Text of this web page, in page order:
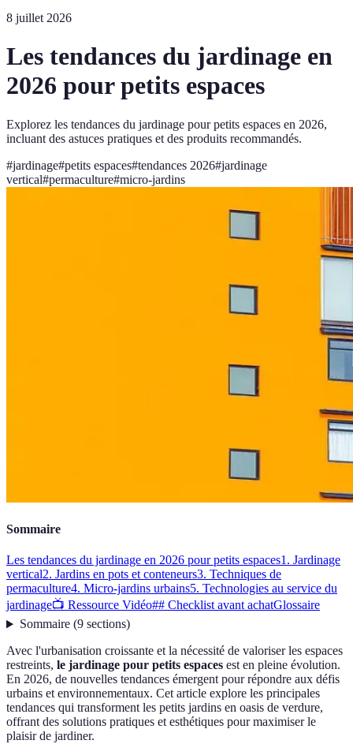
8 juillet 2026
Les tendances du jardinage en
2026 pour petits espaces
Explorez les tendances du jardinage pour petits espaces en 2026,
incluant des astuces pratiques et des produits recommandés.
#jardinage#petits espaces#tendances 2026#jardinage
vertical#permaculture#micro-jardins
Sommaire
Les tendances du jardinage en 2026 pour petits espaces1. Jardinage
vertical2. Jardins en pots et conteneurs3. Techniques de
permaculture4. Micro-jardins urbains5. Technologies au service du
jardinage📺 Ressource Vidéo## Checklist avant achatGlossaire
Sommaire(9 sections)
Avec l'urbanisation croissante et la nécessité de valoriser les espaces
restreints, le jardinage pour petits espaces est en pleine évolution.
En 2026, de nouvelles tendances émergent pour répondre aux défis
urbains et environnementaux. Cet article explore les principales
tendances qui transforment les petits jardins en oasis de verdure,
offrant des solutions pratiques et esthétiques pour maximiser le
plaisir de jardiner.